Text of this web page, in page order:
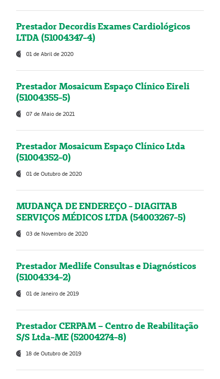
Prestador Decordis Exames Cardiológicos
LTDA (51004347-4)
01 de Abril de 2020
Prestador Mosaicum Espaço Clínico Eireli
(51004355-5)
07 de Maio de 2021
Prestador Mosaicum Espaço Clínico Ltda
(51004352-0)
01 de Outubro de 2020
MUDANÇA DE ENDEREÇO - DIAGITAB
SERVIÇOS MÉDICOS LTDA (54003267-5)
03 de Novembro de 2020
Prestador Medlife Consultas e Diagnósticos
(51004334-2)
01 de Janeiro de 2019
Prestador CERPAM – Centro de Reabilitação
S/S Ltda-ME (52004274-8)
18 de Outubro de 2019